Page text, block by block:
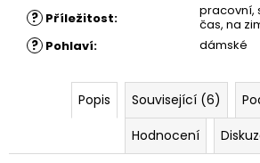
? Příležitost:
pracovní,
čas, na
? Pohlaví: dámské
Popis Související (6)
Hodnocení